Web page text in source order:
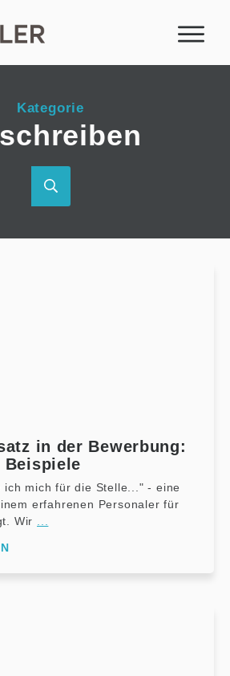
Kategorie
in der Bewerbung:
Beispiele
ich mich für die Stelle..." - eine
erfahrenen Personaler für
Wir